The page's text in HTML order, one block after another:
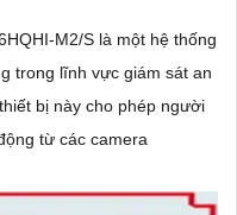
M2/S là một hệ thống
trong lĩnh vực giám sát an
từ các camera